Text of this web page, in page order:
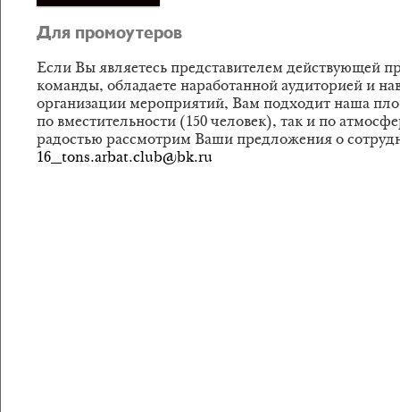
Для промоутеров
Если Вы являетесь представителем действующей
команды, обладаете наработанной аудиторией и
организации мероприятий, Вам подходит наша
по вместительности (150 человек), так и по
радостью рассмотрим Ваши предложения о
16_tons.arbat.club@bk.ru